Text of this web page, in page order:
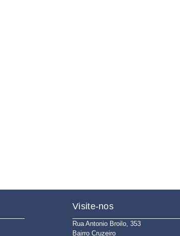
Visite-nos
Rua Antonio Broilo, 353
Bairro Cruzeiro